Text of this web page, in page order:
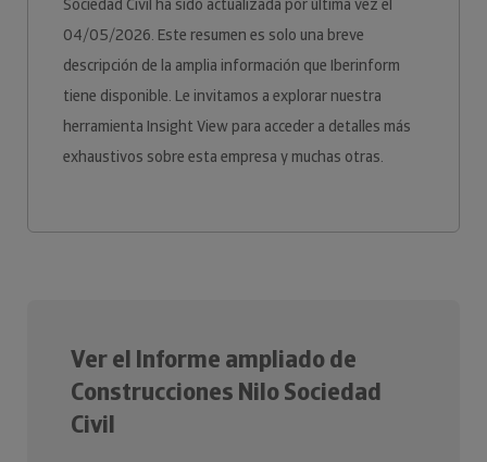
Sociedad Civil ha sido actualizada por última vez el
04/05/2026. Este resumen es solo una breve
descripción de la amplia información que Iberinform
tiene disponible. Le invitamos a explorar nuestra
herramienta Insight View para acceder a detalles más
exhaustivos sobre esta empresa y muchas otras.
Ver el Informe ampliado de
Construcciones Nilo Sociedad
Civil